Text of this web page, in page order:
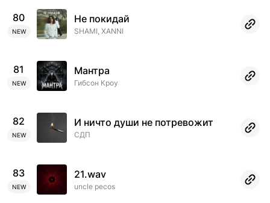
80
NEW
Не покидай
SHAMI, XANNI
81
NEW
Мантра
Гибсон Кроу
82
NEW
И ничто души не потревожит
СДП
83
NEW
21.wav
uncle pecos